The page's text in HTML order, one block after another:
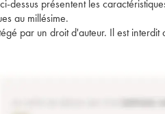
dessus présentent les
au millésime.
par un droit d'auteur. Il est